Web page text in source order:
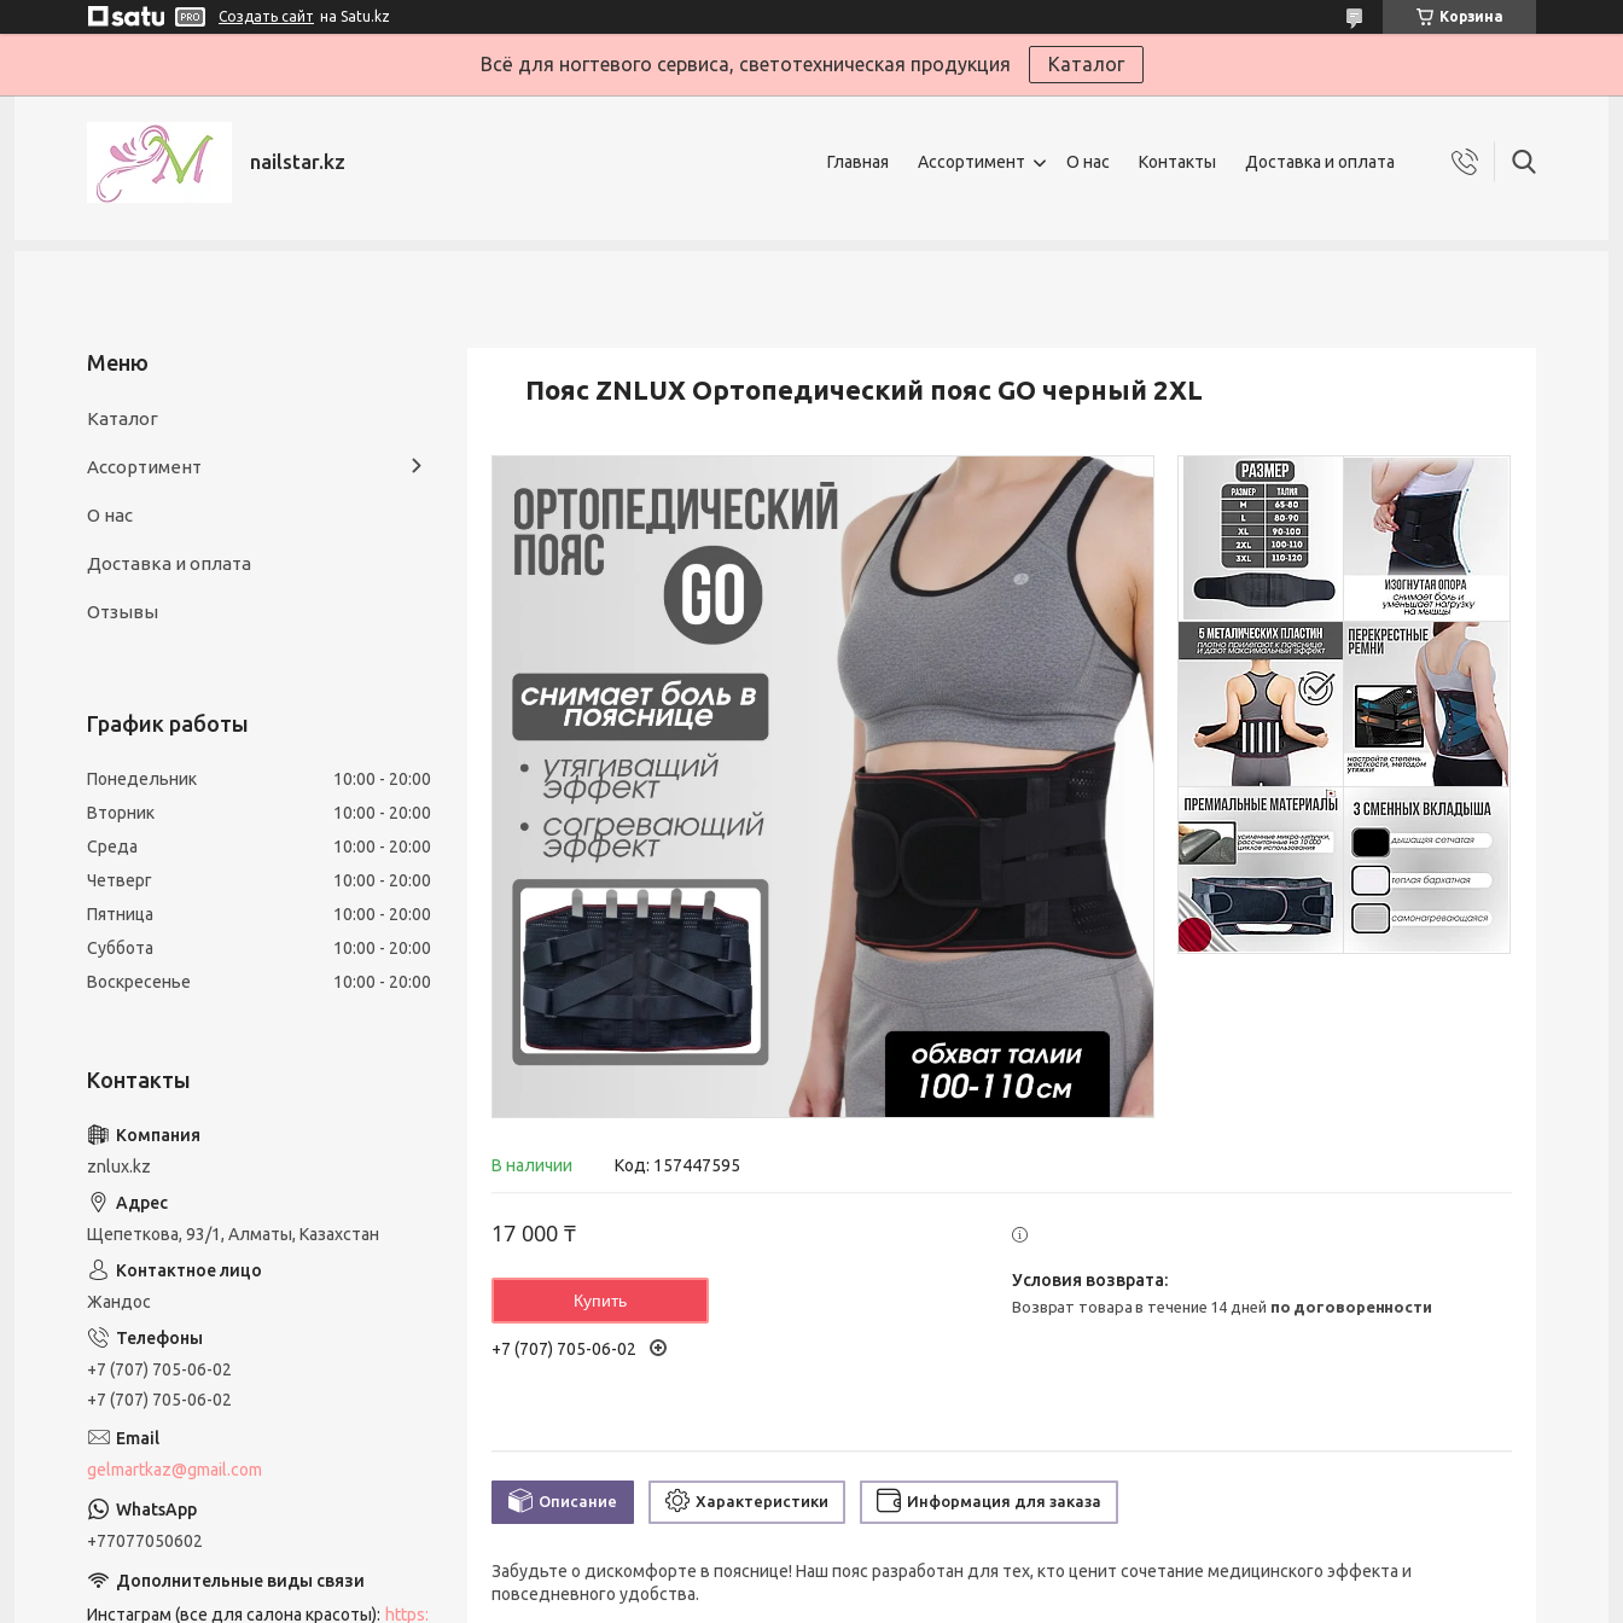
Создать сайт на Satu.kz Корзина
Всё для ногтевого сервиса, светотехническая продукция Каталог
nailstar.kz Главная Ассортимент О нас Контакты Доставка и оплата
Пояс ZNLUX Ортопедический пояс GO черный 2XL
В наличии Код: 157447595
17 000 ₸
Купить
+7 (707) 705-06-02
возврат товара в течение 14 дней по договоренности
Описание Характеристики Информация для заказа
Забудьте о дискомфорте в пояснице! Наш пояс разработан для тех, кто ценит сочетание медицинского эффекта и
повседневного удобства.
Каталог
Ассортимент
О нас
Доставка и оплата
Отзывы
График работы
Понедельник 10:00
20:00
Вторник
10:00
20:00
Среда
10:00
20:00
Четверг
10:00
20:00
Пятница
10:00
20:00
Суббота
10:00
20:00
Воскресенье
10:00 20:00
znlux.kz
Щепеткова, 93/1, Алматы, Казахстан
Жандос
+7 (707) 705-06-02
+7 (707) 705-06-02
gelmartkaz@gmail.com
+77077050602
Инстаграм (все для салона красоты) https: